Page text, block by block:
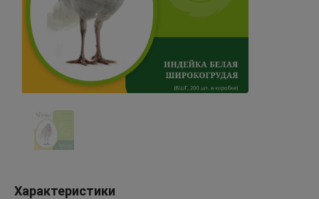
Характеристики